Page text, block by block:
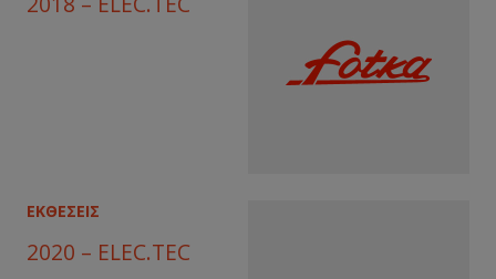
ΕΚΘΕΣΕΙΣ
2020 – ELEC.TEC